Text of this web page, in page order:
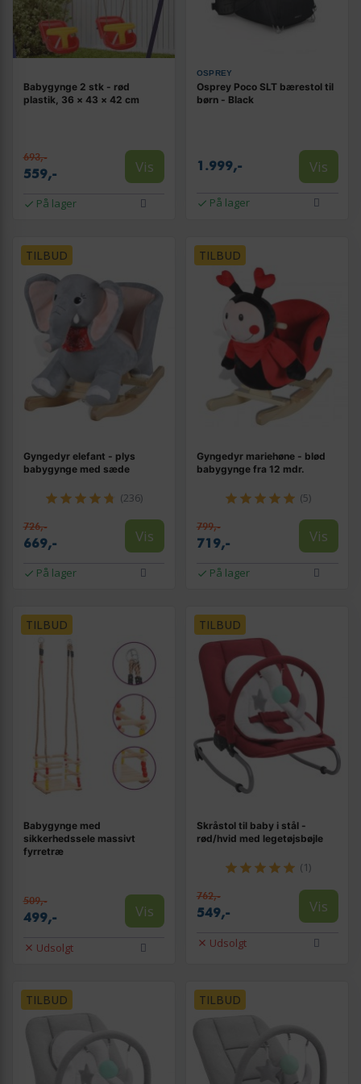
Babygynge 2 stk - rød
plastik, 36 × 43 × 42 cm
693,-
559,- Vis
På lager
OSPREY
Osprey Poco SLT bærestol til
børn - Black
1.999,- Vis
På lager
TILBUD
Gyngedyr elefant - plys
babygynge med sæde
(236)
726,-
669,- Vis
På lager
TILBUD
Gyngedyr mariehøne - blød
babygynge fra 12 mdr.
(5)
799,-
719,- Vis
På lager
TILBUD
Babygynge med
sikkerhedssele massivt
fyrretræ
509,-
499,- Vis
Udsolgt
TILBUD
Skråstol til baby i stål -
rød/hvid med legetøjsbøjle
(1)
762,-
549,- Vis
Udsolgt
TILBUD TILBUD